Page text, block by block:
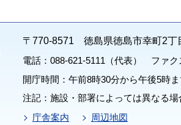
〒770-8571 徳島県徳島市幸町2丁
電話：088-621-5111（代表） ファク
開庁時間：午前8時30分から午後5時
注記：施設・部署によっては異なる
庁舎案内
周辺地図